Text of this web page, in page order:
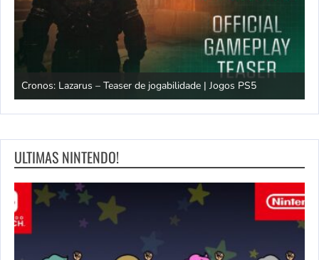
Cronos: Lazarus – Teaser de jogabilidade | Jogos PS5
ULTIMAS NINTENDO!